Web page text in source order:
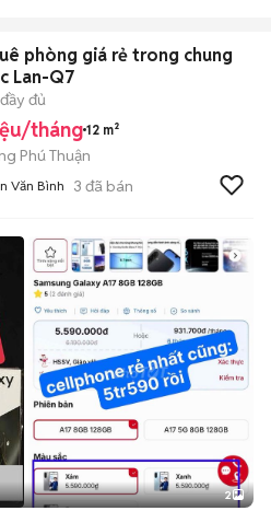
phòng giá rẻ trong chung
Lan-Q7
đủ
tháng 12 m²
Phú Thuận
Văn Bình 3 đã bán
2